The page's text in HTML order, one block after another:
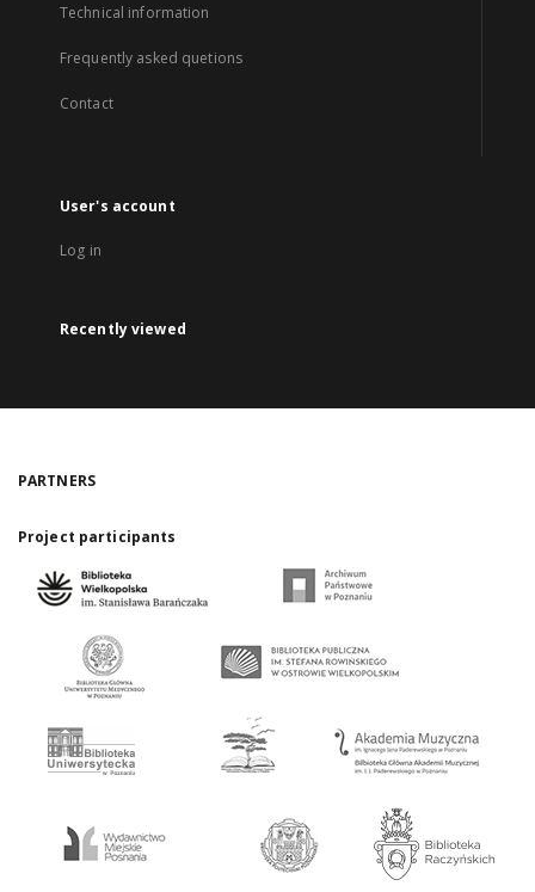
Technical information
Frequently asked quetions
Contact
User's account
Log in
Recently viewed
PARTNERS
Project participants